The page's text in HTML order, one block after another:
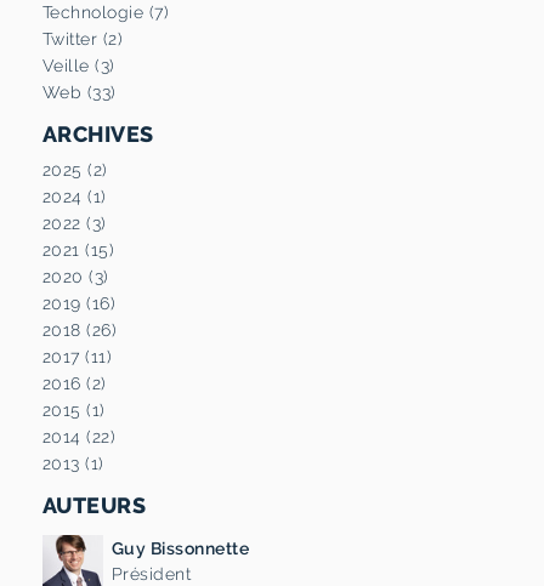
Technologie (7)
Twitter (2)
Veille (3)
Web (33)
ARCHIVES
2025 (2)
2024 (1)
2022 (3)
2021 (15)
2020 (3)
2019 (16)
2018 (26)
2017 (11)
2016 (2)
2015 (1)
2014 (22)
2013 (1)
AUTEURS
Guy Bissonnette
Président